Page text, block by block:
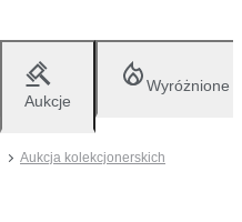
Aukcje
Wyróżnione
Aukcja kolekcjonerskich